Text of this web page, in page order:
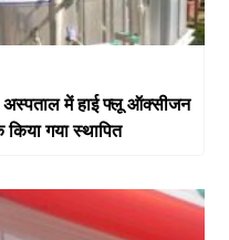
में हाई फ्लू ऑक्सीजन
गया स्थापित